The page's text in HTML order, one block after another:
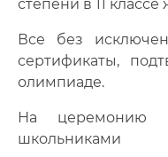
степени в 11
Все без
сертификаты,
олимпиаде.
На церемонию